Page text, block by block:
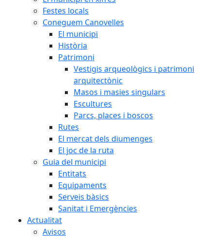
Festes locals
Coneguem Canovelles
El municipi
Història
Patrimoni
Vestigis arqueològics i patrimoni
arquitectònic
Masos i masies singulars
Escultures
Parcs, places i boscos
Rutes
El mercat dels diumenges
El joc de la ruta
Guia del municipi
Entitats
Equipaments
Serveis bàsics
Sanitat i Emergències
Actualitat
Avisos